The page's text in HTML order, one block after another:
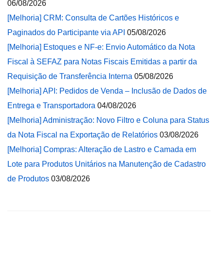
06/08/2026
[Melhoria] CRM: Consulta de Cartões Históricos e
Paginados do Participante via API 05/08/2026
[Melhoria] Estoques e NF-e: Envio Automático da Nota
Fiscal à SEFAZ para Notas Fiscais Emitidas a partir da
Requisição de Transferência Interna 05/08/2026
[Melhoria] API: Pedidos de Venda – Inclusão de Dados de
Entrega e Transportadora 04/08/2026
[Melhoria] Administração: Novo Filtro e Coluna para Status
da Nota Fiscal na Exportação de Relatórios 03/08/2026
[Melhoria] Compras: Alteração de Lastro e Camada em
Lote para Produtos Unitários na Manutenção de Cadastro
de Produtos 03/08/2026